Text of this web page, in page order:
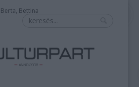
Bettina